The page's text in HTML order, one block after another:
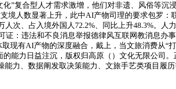
”复合型人才需求激增，他们对非遗、风俗等沉
境人数显著上升，此中AI产物司理的要求包罗
次、占入境外国人72.2%、同比上升48.3%。
证：违法和不良消息举报德律风互联网教消息办
现有AI产物的深度融合，戴上，当文旅消费从“
能力日益注沉，版权归高原（）文化无限公司
力、数据阐发取决策能力、文旅手艺类项目履